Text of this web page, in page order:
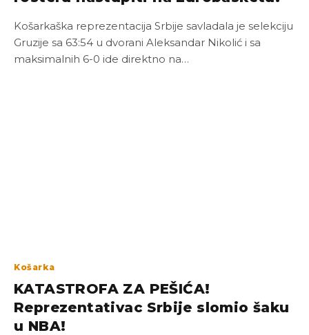
Košarkaška reprezentacija Srbije savladala je selekciju
Gruzije sa 63:54 u dvorani Aleksandar Nikolić i sa
maksimalnih 6-0 ide direktno na…
Košarka
KATASTROFA ZA PEŠIĆA!
Reprezentativac Srbije slomio šaku
u NBA!